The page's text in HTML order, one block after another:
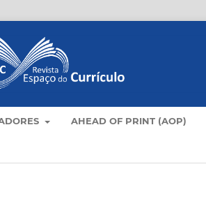
AHEAD OF PRINT (AOP)